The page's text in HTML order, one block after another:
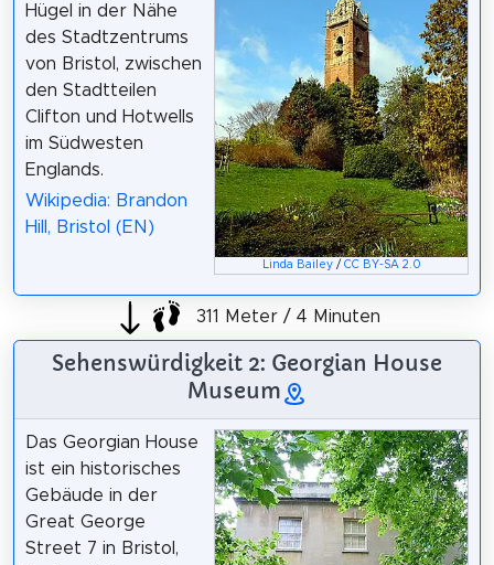
Linda Bailey/ CC BY-SA 2.0
Hügel in der Nähe
des Stadtzentrums
von Bristol, zwischen
den Stadtteilen
Clifton und Hotwells
im Südwesten
Englands.
Wikipedia: Brandon
Hill, Bristol (EN)
311 Meter / 4 Minuten
Sehenswürdigkeit 2: Georgian House
Museum
Das Georgian House
ist ein historisches
Gebäude in der
Great George
Street 7 in Bristol,